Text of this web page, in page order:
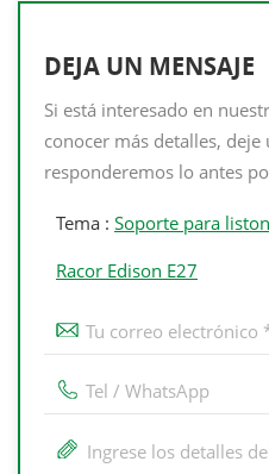
DEJA UN MENSAJE
Si está interesado en
conocer más detalles,
responderemos lo antes
Tema : Soporte para
Racor Edison E27